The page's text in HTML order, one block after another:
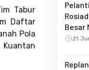
Tabur
Daftar
Pola
Kuantan
Besar
21